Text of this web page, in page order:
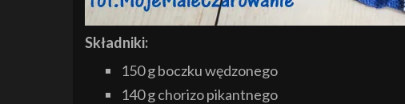
Składniki:
150 g boczku wędzonego
140 g chorizo pikantnego